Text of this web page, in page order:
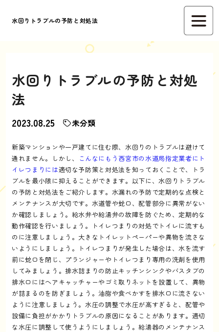
水回りトラブルの予防と対処法
水回りトラブルの予防と対処
法
2023.08.25 未分類
新築マンションや一戸建てに住む際、水回りのトラブルは避けて
通れません。しかし、
こんなにもう西宮市の水道局指定業者にト
イレつまりには適切な予防策と対処法を知っておくことで、トラ
ブルを最小限に抑えることができます。以下に、水回りトラブル
の予防と対処法をご紹介します。水漏れの予防で定期的な点検と
メンテナンスが大切です。水道管や蛇口、配管部分に異常がない
か確認しましょう。給水弁や給湯弁の故障を防ぐため、定期的な
動作確認を行いましょう。トイレつまりの対処でトイレに流すも
のに注意しましょう。大きなトイレットペーパーや異物を流さな
いようにしましょう。トイレつまりが発生した場合は、水を流す
前に蛇口を閉じ、プランジャーやトイレつまり専用の洗剤を使用
してみましょう。排水詰まりの防止キッチンシンクやバスタブの
排水口にはヘアキャッチャーやゴミ取りネットを設置して、異物
が詰まるのを防ぎましょう。油脂や食べかすを排水口に流さない
ように注意しましょう。水圧の調整で水圧が高すぎると、配管や
設備に負担がかかりトラブルの原因になることがあります。適切
な水圧に調整して使うようにしましょう。給湯器のメンテナンス